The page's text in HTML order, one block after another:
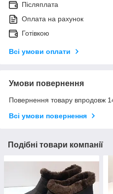
Післяплата
Оплата на рахунок
Готівкою
Всі умови оплати
Умови повернення
Повернення товару впродовж
Всі умови повернення
Подібні товари компанії